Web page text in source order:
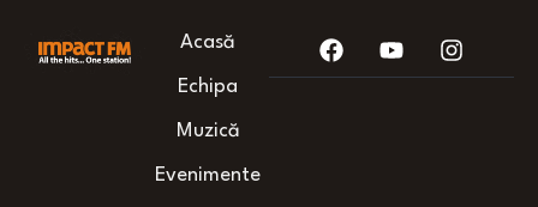
Acasă
Echipa
Muzică
Evenimente